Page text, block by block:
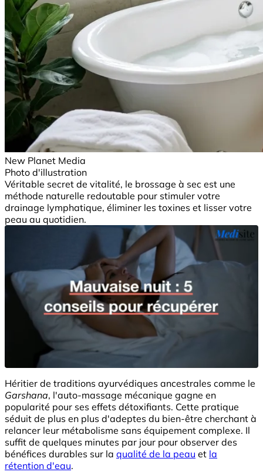
New Planet Media
Photo d'illustration
Véritable secret de vitalité, le brossage à sec est une
méthode naturelle redoutable pour stimuler votre
drainage lymphatique, éliminer les toxines et lisser votre
peau au quotidien.
Héritier de traditions ayurvédiques ancestrales comme le
Garshana, l'auto-massage mécanique gagne en
popularité pour ses effets détoxifiants. Cette pratique
séduit de plus en plus d'adeptes du bien-être cherchant à
relancer leur métabolisme sans équipement complexe. Il
suffit de quelques minutes par jour pour observer des
bénéfices durables sur la qualité de la peau et la
rétention d'eau.